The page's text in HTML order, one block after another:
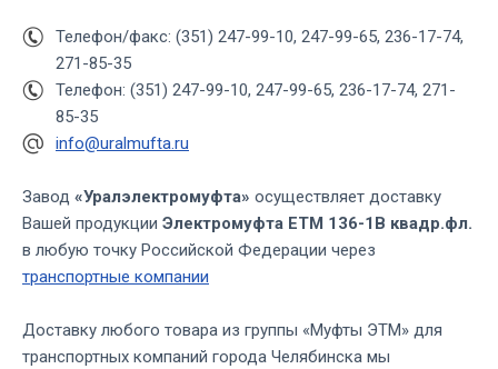
Телефон/факс: (351) 247-99-10, 247-99-65, 236-17-74,
271-85-35
Телефон: (351) 247-99-10, 247-99-65, 236-17-74, 271-
85-35
info@uralmufta.ru
Завод «Уралэлектромуфта» осуществляет доставку
Вашей продукции Электромуфта ЕТМ 136-1В квадр.фл.
в любую точку Российской Федерации через
транспортные компании
Доставку любого товара из группы «Муфты ЭТМ» для
транспортных компаний города Челябинска мы